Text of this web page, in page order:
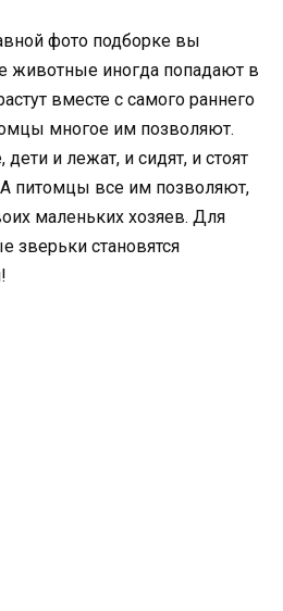
фото подборке вы
животные иногда попадают в
вместе с самого раннего
многое им позволяют.
и лежат, и сидят, и стоят
питомцы все им позволяют,
маленьких хозяев. Для
зверьки становятся